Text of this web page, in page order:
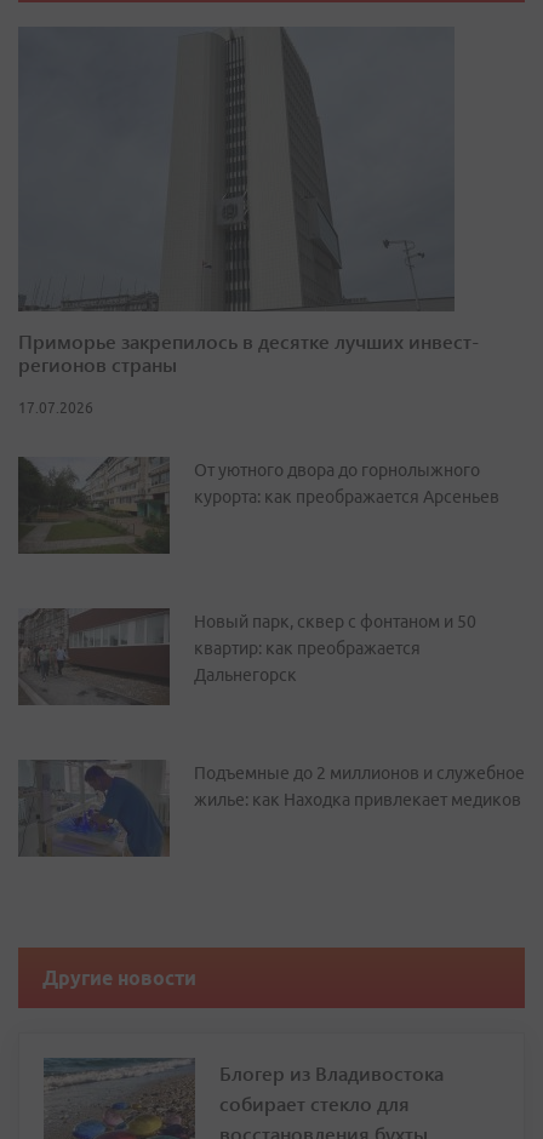
Приморье закрепилось в десятке лучших инвест-
регионов страны
17.07.2026
От уютного двора до горнолыжного
курорта: как преображается Арсеньев
Новый парк, сквер с фонтаном и 50
квартир: как преображается
Дальнегорск
Подъемные до 2 миллионов и служебное
жилье: как Находка привлекает медиков
Другие новости
Блогер из Владивостока
собирает стекло для
восстановления бухты